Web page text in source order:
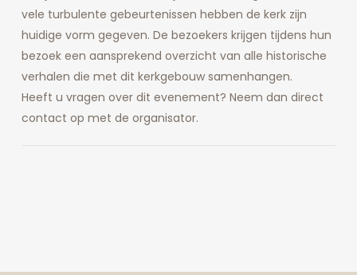
vele turbulente gebeurtenissen hebben de kerk zijn
huidige vorm gegeven. De bezoekers krijgen tijdens hun
bezoek een aansprekend overzicht van alle historische
verhalen die met dit kerkgebouw samenhangen.
Heeft u vragen over dit evenement? Neem dan direct
contact op met de organisator.